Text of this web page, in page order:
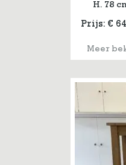
H. 78
Prijs: €
Meer